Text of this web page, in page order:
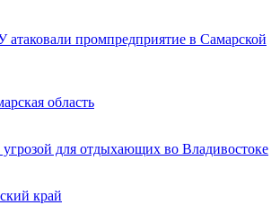
промпредприятие в Самарской
область
для отдыхающих во Владивостоке
край